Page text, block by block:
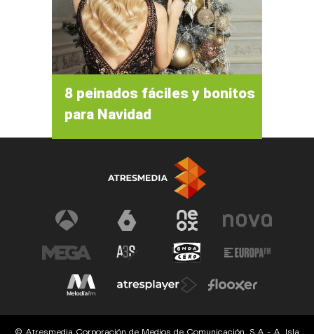
8 peinados fáciles y bonitos
para Navidad
© Atresmedia Corporación de Medios de Comunicación, S.A - A. Isla